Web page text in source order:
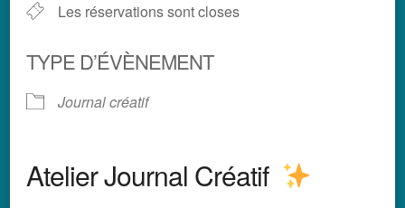
Les réservations sont closes
TYPE D’ÉVÈNEMENT
Journal créatif
Atelier Journal Créatif